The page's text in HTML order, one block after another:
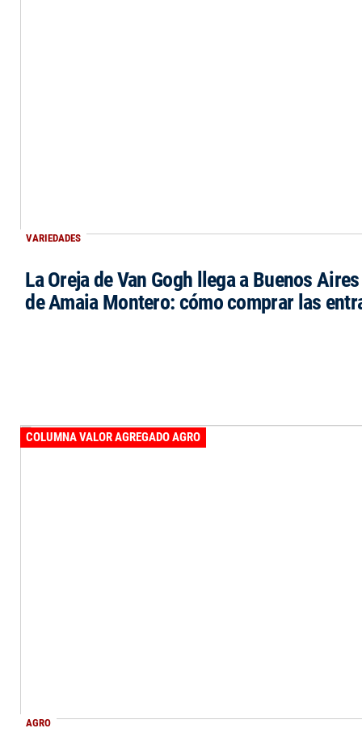
VARIEDADES
La Oreja de Van Gogh llega a Buenos
de Amaia Montero: cómo comprar las
AGRO
COLUMNA VALOR AGREGADO AGRO